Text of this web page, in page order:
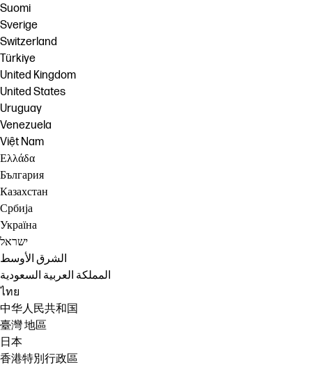
Suomi
Sverige
Switzerland
Türkiye
United Kingdom
United States
Uruguay
Venezuela
Việt Nam
Ελλάδα
България
Казахстан
Србија
Україна
ישראל
الشرق الأوسط
المملكة العربية السعودية
ไทย
中华人民共和国
臺灣 地區
日本
香港特別行政區